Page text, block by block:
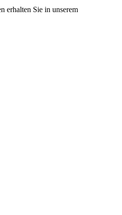
erhalten Sie in unserem